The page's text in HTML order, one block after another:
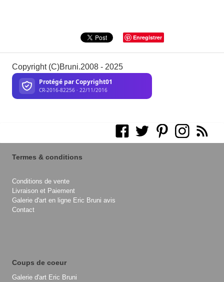
Enregistrer
Copyright (C)Bruni.2008 - 2025
Termes & conditions
Conditions de vente
Livraison et Paiement
Galerie d'art en ligne Eric Bruni avis
Contact
Coups de coeur
Galerie d'art Eric Bruni